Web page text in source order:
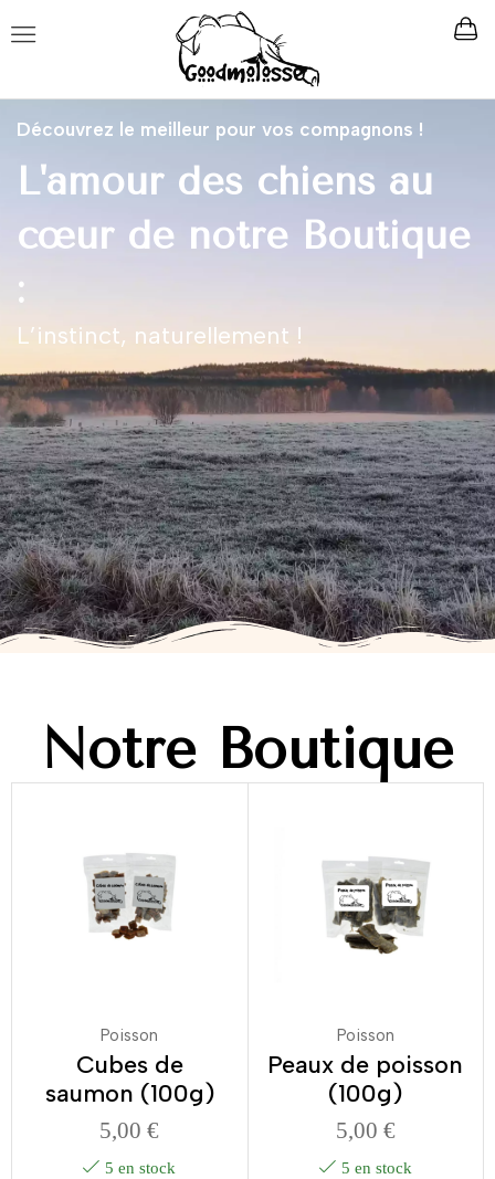
Découvrez le meilleur pour vos compagnons !
L'amour des chiens au
cœur de notre Boutique
:
L’instinct, naturellement !
Notre Boutique
Poisson
Cubes de
saumon (100g)
5,00€
5 en stock
Poisson
Peaux de poisson
(100g)
5,00 €
5 en stock